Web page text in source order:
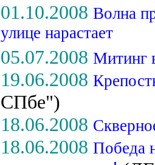
01.10.2008 Волна
улице нарастает
05.07.2008 Митинг
19.06.2008
СПбе")
18.06.2008
18.06.2008 Победа